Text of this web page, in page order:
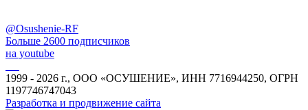
@Osushenie-RF
Больше 2600 подписчиков
на youtube
1999 - 2026 г., ООО «ОСУШЕНИЕ», ИНН 7716944250, ОГРН
1197746747043
Разработка и продвижение сайта